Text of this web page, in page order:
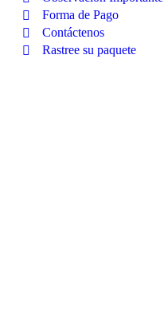
Forma de Pago
Contáctenos
Rastree su paquete